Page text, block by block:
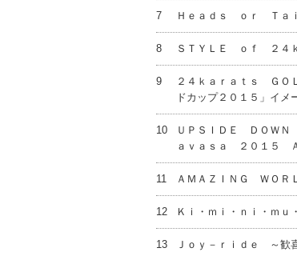
7 Ｈｅａｄｓ ｏｒ Ｔａｉ
8 ＳＴＹＬＥ ｏｆ ２４ｋ
9
２４ｋａｒａｔｓ ＧＯ
ドカップ２０１５」イメ
10
ＵＰＳＩＤＥ ＤＯＷＮ
ａｖａｓａ ２０１５
11 ＡＭＡＺＩＮＧ ＷＯＲ
12 Ｋｉ・ｍｉ・ｎｉ・ｍｕ
13 Ｊｏｙ－ｒｉｄｅ ～歓